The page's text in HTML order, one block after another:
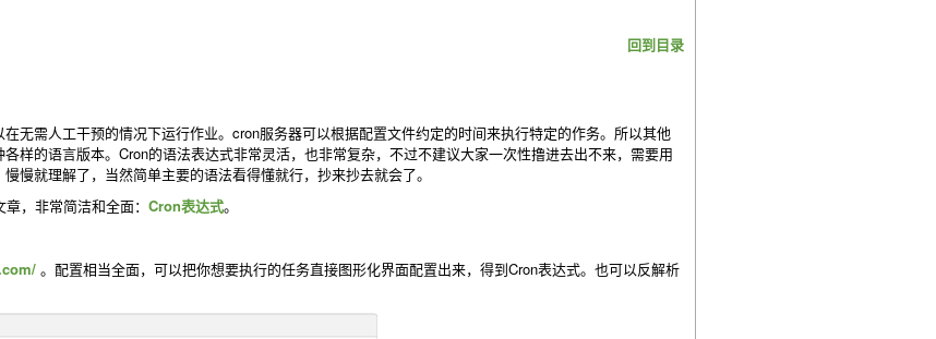
回到目录
需人工干预的情况下运行作业。cron服务器可以根据配置文件约定的时间来执行特定的作务。所以其他
样的语言版本。Cron的语法表达式非常灵活，也非常复杂，不过不建议大家一次性撸进去出不来，需要用
慢就理解了，当然简单主要的语法看得懂就行，抄来抄去就会了。
，非常简洁和全面： Cron表达式。
。配置相当全面，可以把你想要执行的任务直接图形化界面配置出来，得到Cron表达式。也可以反解析